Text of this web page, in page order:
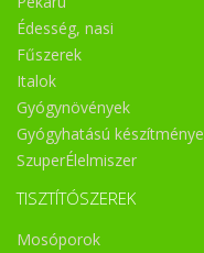
Édesség, nasi
Fűszerek
Italok
Gyógynövények
Gyógyhatású
SzuperÉlelmiszer
TISZTÍTÓSZEREK
Mosóporok